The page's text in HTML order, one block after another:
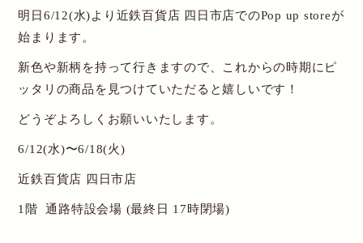
送料・お支払について
特定商取引関連表記
個人情報保護方針
明日6/12(水)より近鉄百貨店 四日市店でのPop up storeが
始まります。
新色や新柄を持って行きますので、これからの時期にピ
ッタリの商品を見つけていただると嬉しいです！
どうぞよろしくお願いいたします。
6/12(水)〜6/18(火)
近鉄百貨店 四日市店
1階 通路特設会場 (最終日 17時閉場)